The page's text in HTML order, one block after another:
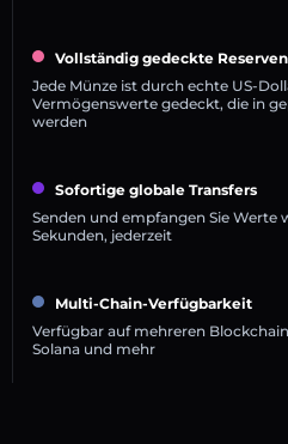
Vollständig gedeckte Reserven
Jede Münze ist durch echte US-
Vermögenswerte gedeckt, die in
werden
Sofortige globale Transfers
Senden und empfangen Sie Werte
Sekunden, jederzeit
Multi-Chain-Verfügbarkeit
Verfügbar auf mehreren
Solana und mehr